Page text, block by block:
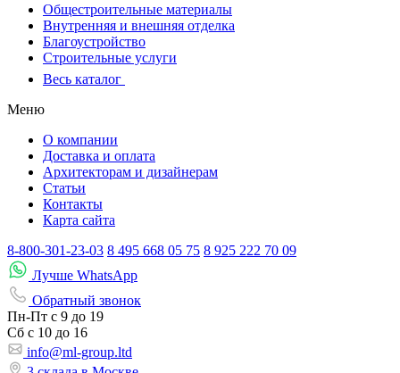
Общестроительные материалы
Внутренняя и внешняя отделка
Благоустройство
Строительные услуги
Весь каталог
Меню
О компании
Доставка и оплата
Архитекторам и дизайнерам
Статьи
Контакты
Карта сайта
8-800-301-23-03 8 495 668 05 75 8 925 222 70 09
Лучше WhatsApp
Обратный звонок
Пн-Пт с 9 до 19
Сб с 10 до 16
info@ml-group.ltd